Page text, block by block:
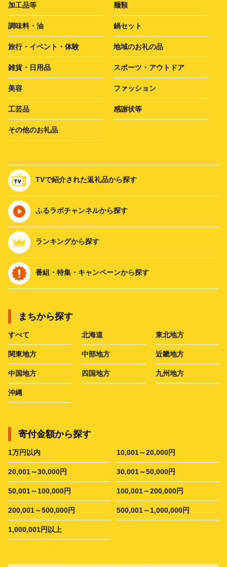
加工品等 麺類
調味料・油 鍋セット
旅行・イベント・体験 地域のお礼の品
雑貨・日用品 スポーツ・アウトドア
美容 ファッション
工芸品 感謝状等
その他のお礼品
TVで紹介された返礼品から探す
ふるラボチャンネルから探す
ランキングから探す
番組・特集・キャンペーンから探す
まちから探す
すべて 北海道 東北地方
関東地方 中部地方 近畿地方
中国地方 四国地方 九州地方
沖縄
寄付金額から探す
1万円以内 10,001～20,000円
20,001～30,000円 30,001～50,000円
50,001～100,000円 100,001～200,000円
200,001～500,000円 500,001～1,000,000円
1,000,001円以上